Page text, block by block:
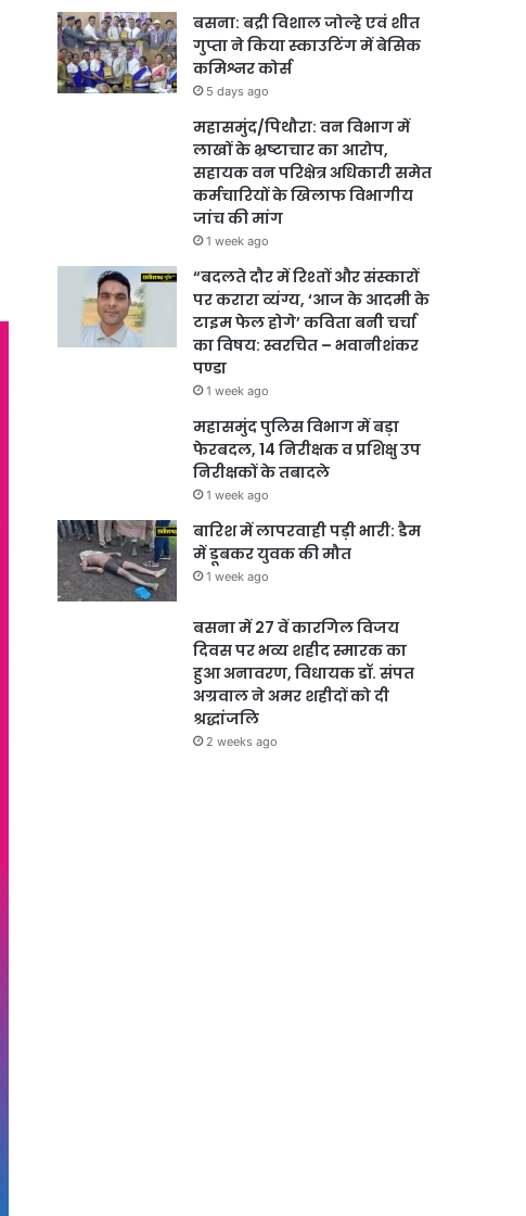
बसना: बद्री विशाल जोल्हे एवं शीत
गुप्ता ने किया स्काउटिंग में बेसिक
कमिश्नर कोर्स
5 days ago
महासमुंद/पिथौरा: वन विभाग में
लाखों के भ्रष्टाचार का आरोप,
सहायक वन परिक्षेत्र अधिकारी समेत
कर्मचारियों के खिलाफ विभागीय
जांच की मांग
1 week ago
“बदलते दौर में रिश्तों और संस्कारों
पर करारा व्यंग्य, ‘आज के आदमी के
टाइम फेल होगे’ कविता बनी चर्चा
का विषय: स्वरचित – भवानीशंकर
पण्डा
1 week ago
महासमुंद पुलिस विभाग में बड़ा
फेरबदल, 14 निरीक्षक व प्रशिक्षु उप
निरीक्षकों के तबादले
1 week ago
बारिश में लापरवाही पड़ी भारी: डैम
में डूबकर युवक की मौत
1 week ago
बसना में 27 वें कारगिल विजय
दिवस पर भव्य शहीद स्मारक का
हुआ अनावरण, विधायक डॉ. संपत
अग्रवाल ने अमर शहीदों को दी
श्रद्धांजलि
2 weeks ago